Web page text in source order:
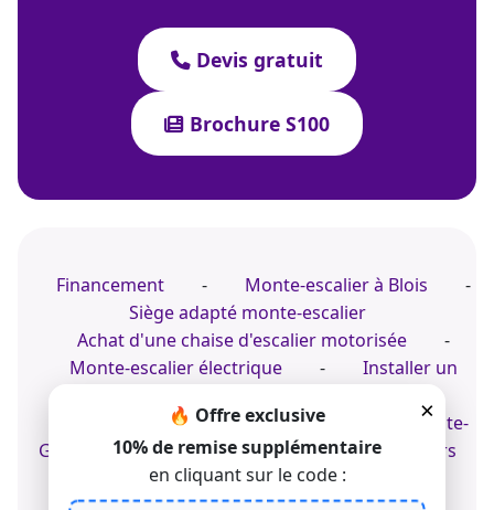
Devis gratuit
Brochure S100
×
🔥 Offre exclusive
10% de remise supplémentaire
en cliquant sur le code :
Financement - Monte-escalier à Blois
-
Siège adapté monte-escalier
Achat d'une chaise d'escalier motorisée
-
Monte-escalier électrique
-
Installer un
Prix d'une chaise d'escalier sur mesure en Haute-
Garonne
-
Fabricant de fauteuil d'escaliers
-
Expert en monte-escalier